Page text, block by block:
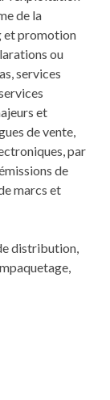
de la
et promotion
ou
services
et
de vente,
par
de
marcs et
distribution,